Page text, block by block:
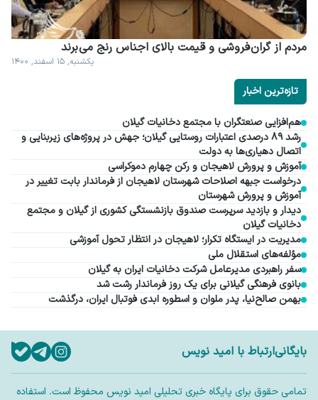
مردم از گران فروشی و قیمت بالای اجناس رنج می برند
یکشنبه, ۱۵ اسفند, ۱۴۰۰
تازه‌ترین اخبار
هم‌افزایی صنعتگران با مجتمع دخانیات گیلان
رشد ۸۹ درصدی اعتبارات روستایی گیلان؛ جهش در پروژه‌های زیربنایی و
اتصال دهیاری‌ها به دولت
آموزش و پرورش لاهیجان و رکن چهارم دموکراسی
درخواست جبهه اصلاحات شهرستان لاهیجان از فرماندار بابت تغییر در
آموزش و پرورش شهرستان
دیدار و بازدید سرپرست صندوق بازنشستگی کشوری از گیلان و مجتمع
دخانیات گیلان
مدیریت در ایستگاه تکرار؛ لاهیجان در انتظار تحول آموزشی
مؤلفه‌های استقلال ملی
سفر راهبردی مدیرعامل شرکت دخانیات ایران به گیلان
بانوی فرهنگی گیلانی برای یک روز فرماندار رشت شد
بهمن صالح‌نیا، پدر ملوان و اسطوره ابدی فوتبال ایران، درگذشت
بایگانیارتباط با امید نویس
تمامی حقوق برای پایگاه خبری تحلیلی امید نویس محفوظ است. استفاده